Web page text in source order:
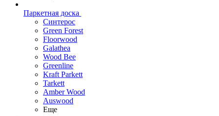
Паркетная доска
Синтерос
Green Forest
Floorwood
Galathea
Wood Bee
Greenline
Kraft Parkett
Tarkett
Amber Wood
Auswood
Еще